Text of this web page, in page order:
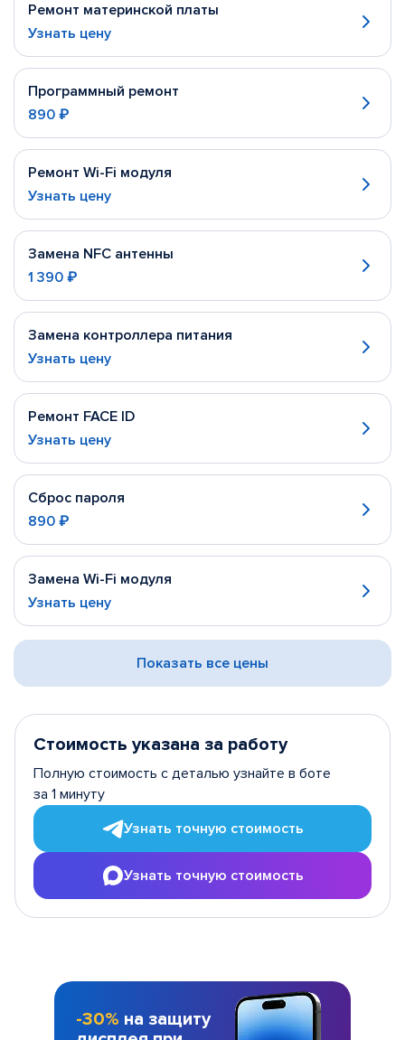
Ремонт материнской платы
Узнать цену
Программный ремонт
890 ₽
Ремонт Wi-Fi модуля
Узнать цену
Замена NFC антенны
1 390 ₽
Замена контроллера питания
Узнать цену
Ремонт FACE ID
Узнать цену
Сброс пароля
890 ₽
Замена Wi-Fi модуля
Узнать цену
Показать все цены
Стоимость указана за работу
Полную стоимость с деталью узнайте в боте
за 1 минуту
Узнать точную стоимость
Узнать точную стоимость
-30% на защиту